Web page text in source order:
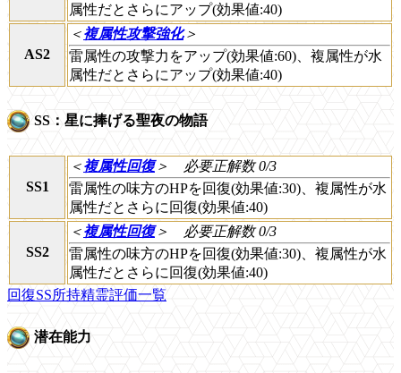
属性だとさらにアップ(効果値:40)
AS2
＜複属性攻撃強化＞
雷属性の攻撃力をアップ(効果値:60)、複属性が水
属性だとさらにアップ(効果値:40)
SS：星に捧げる聖夜の物語
SS1
＜複属性回復＞
必要正解数 0/3
雷属性の味方のHPを回復(効果値:30)、複属性が水
属性だとさらに回復(効果値:40)
SS2
＜複属性回復＞
必要正解数 0/3
雷属性の味方のHPを回復(効果値:30)、複属性が水
属性だとさらに回復(効果値:40)
回復SS所持精霊評価一覧
潜在能力